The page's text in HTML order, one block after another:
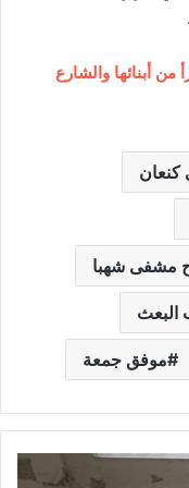
من أبنائها والشارع
كنعان
مشفى شهبا
موفق جمعة